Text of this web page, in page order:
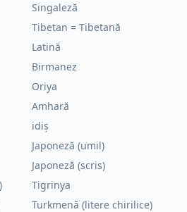
Singaleză
Tibetan = Tibetană
Latină
Birmanez
Oriya
Amhară
idiș
Japoneză (umil)
Japoneză (scris)
Tigrinya
Turkmenă (litere chirilice)